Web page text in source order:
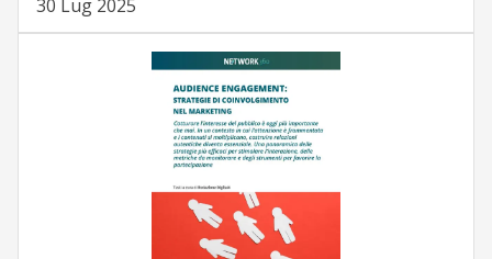
30 Lug 2025